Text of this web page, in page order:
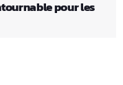
pour les